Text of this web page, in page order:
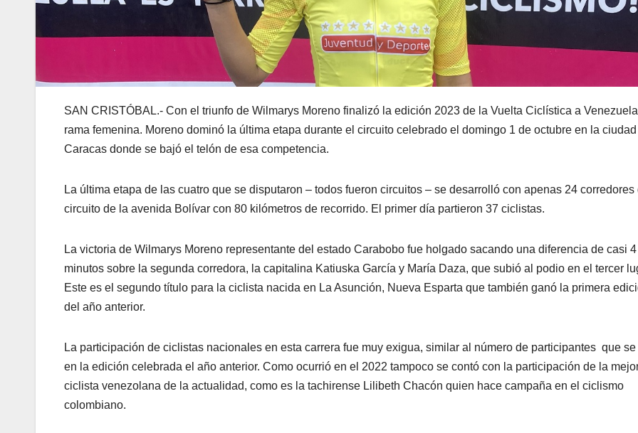
SAN CRISTÓBAL.- Con el triunfo de Wilmarys Moreno finalizó la edición 2023 de la Vuelta Ciclística a
rama femenina. Moreno dominó la última etapa durante el circuito celebrado el domingo 1 de octubre en la
Caracas donde se bajó el telón de esa competencia.
La última etapa de las cuatro que se disputaron – todos fueron circuitos – se desarrolló con apenas 24 corredores
circuito de la avenida Bolívar con 80 kilómetros de recorrido. El primer día partieron 37 ciclistas.
La victoria de Wilmarys Moreno representante del estado Carabobo fue holgado sacando una diferencia de casi 4
minutos sobre la segunda corredora, la capitalina Katiuska García y María Daza, que subió al podio en el tercer
Este es el segundo título para la ciclista nacida en La Asunción, Nueva Esparta que también ganó la primera
del año anterior.
La participación de ciclistas nacionales en esta carrera fue muy exigua, similar al número de participantes que se
en la edición celebrada el año anterior. Como ocurrió en el 2022 tampoco se contó con la participación de la
ciclista venezolana de la actualidad, como es la tachirense Lilibeth Chacón quien hace campaña en el ciclismo
colombiano.